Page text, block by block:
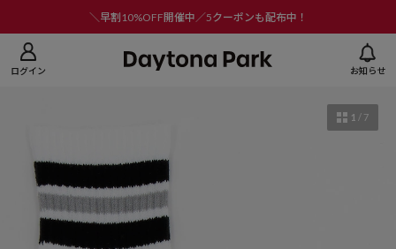
＼早割10%OFF開催中／5クーポンも配布中！
ログイン お知らせ
1 / 7